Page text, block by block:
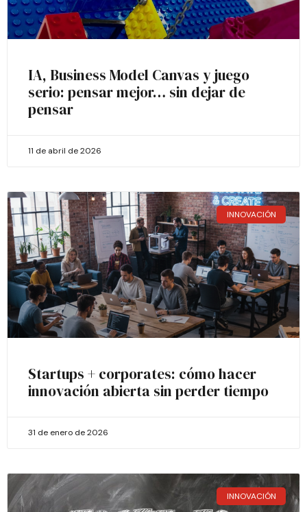
IA, Business Model Canvas y juego
serio: pensar mejor… sin dejar de
pensar
11 de abril de 2026
INNOVACIÓN
Startups + corporates: cómo hacer
innovación abierta sin perder tiempo
31 de enero de 2026
INNOVACIÓN